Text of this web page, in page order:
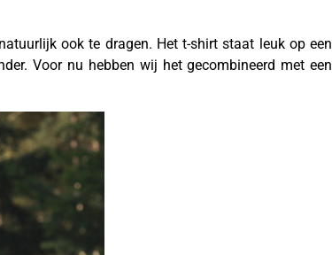
ook te dragen. Het t-shirt staat leuk op een
Voor nu hebben wij het gecombineerd met een